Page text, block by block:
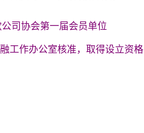
司协会第一届会员单位
工作办公室核准，取得设立资格